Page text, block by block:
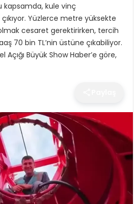
kapsamda, kule vinç
Yüzlerce metre yüksekte
cesaret gerektirirken, tercih
70 bin TL’nin üstüne çıkabiliyor.
Açığı Büyük Show Haber’e göre,